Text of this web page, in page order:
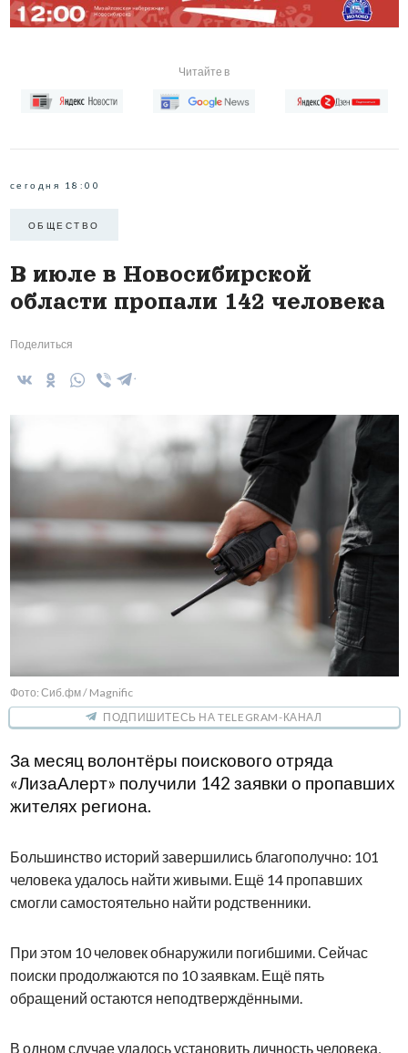
Читайте в
сегодня 18:00
ОБЩЕСТВО
В июле в Новосибирской
области пропали 142 человека
Поделиться
Фото: Сиб.фм / Magnific
ПОДПИШИТЕСЬ НА TELEGRAM-КАНАЛ
За месяц волонтёры поискового отряда
«ЛизаАлерт» получили 142 заявки о пропавших
жителях региона.
Большинство историй завершились благополучно: 101
человека удалось найти живыми. Ещё 14 пропавших
смогли самостоятельно найти родственники.
При этом 10 человек обнаружили погибшими. Сейчас
поиски продолжаются по 10 заявкам. Ещё пять
обращений остаются неподтверждёнными.
В одном случае удалось установить личность человека,